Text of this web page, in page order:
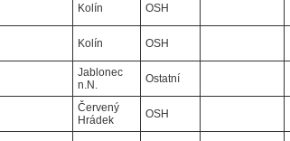
Kolín OSH
Kolín OSH
Jablonec
n.N.
Ostatní
Červený
Hrádek
OSH